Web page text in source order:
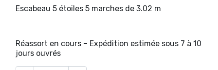
Escabeau 5 étoiles 5 marches de 3.02 m
Réassort en cours – Expédition estimée sous 7 à 10
jours ouvrés